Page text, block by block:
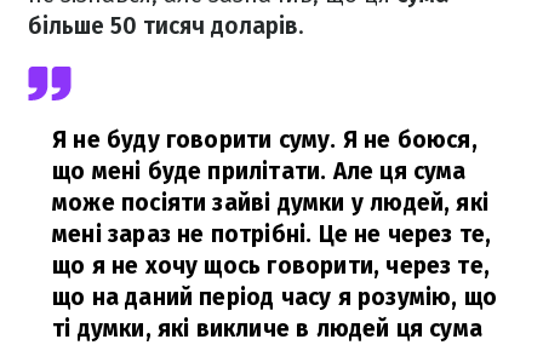
більше 50 тисяч доларів.
Я не буду говорити суму. Я не боюся,
що мені буде прилітати. Але ця сума
може посіяти зайві думки у людей, які
мені зараз не потрібні. Це не через те,
що я не хочу щось говорити, через те,
що на даний період часу я розумію, що
ті думки, які викличе в людей ця сума